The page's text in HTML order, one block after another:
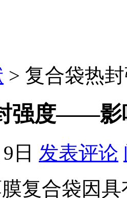
> 复合袋热
强度——影
日 发表评论
合袋因具